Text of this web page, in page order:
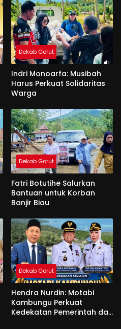
Dekab Gorut
Indri Monoarfa: Musibah
Harus Perkuat Solidaritas
Warga
Dekab Gorut
Fatri Botutihe Salurkan
Bantuan untuk Korban
Banjir Biau
Dekab Gorut
Hendra Nurdin: Motabi
Kambungu Perkuat
Kedekatan Pemerintah dan